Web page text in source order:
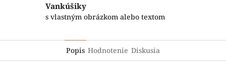
Vankúšiky
s vlastným obrázkom alebo textom
Popis Hodnotenie Diskusia